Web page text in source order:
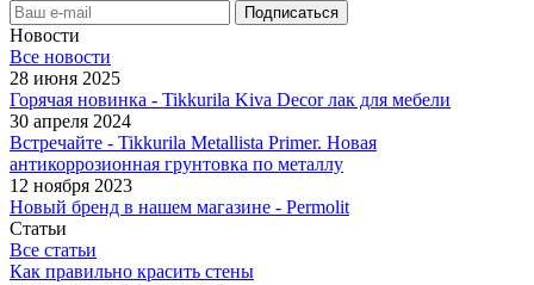
Новости
Все новости
28 июня 2025
Горячая новинка - Tikkurila Kiva Decor лак для мебели
30 апреля 2024
Встречайте - Tikkurila Metallista Primer. Новая
антикоррозионная грунтовка по металлу
12 ноября 2023
Новый бренд в нашем магазине - Permolit
Статьи
Все статьи
Как правильно красить стены